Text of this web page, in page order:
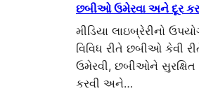
છબીઓ ઉમેરવા અને દૂર
મીડિયા લાઇબ્રેરીનો
વિવિધ રીતે છબીઓ કેવી
ઉમેરવી, છબીઓને સુરક્ષિત
કરવી અને…